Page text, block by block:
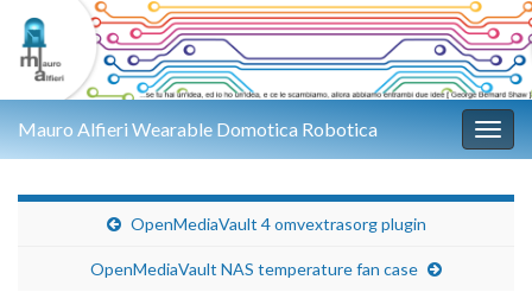
Mauro Alfieri Wearable Domotica Robotica
OpenMediaVault 4 omvextrasorg plugin
OpenMediaVault NAS temperature fan case